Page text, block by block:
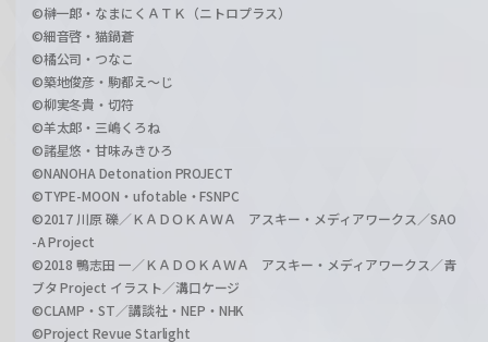
©榊一郎・なまにくＡＴＫ（ニトロプラス）
©細音啓・猫鍋蒼
©橘公司・つなこ
©築地俊彦・駒都え～じ
©柳実冬貴・切符
©羊太郎・三嶋くろね
©諸星悠・甘味みきひろ
©NANOHA Detonation PROJECT
©TYPE-MOON・ufotable・FSNPC
©2017 川原 礫／ＫＡＤＯＫＡＷＡ アスキー・メディアワークス／SAO
-A Project
©2018 鴨志田 一／ＫＡＤＯＫＡＷＡ アスキー・メディアワークス／青
ブタ Project イラスト／溝口ケージ
©CLAMP・ST／講談社・NEP・NHK
©Project Revue Starlight